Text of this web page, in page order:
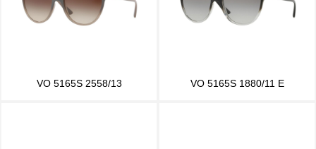
VO 5165S 2558/13 VO 5165S 1880/11 E